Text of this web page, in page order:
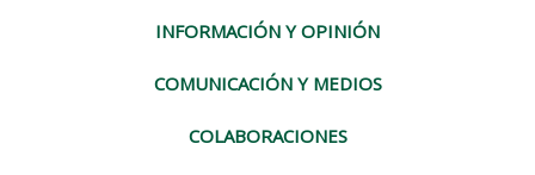
INFORMACIÓN Y OPINIÓN
COMUNICACIÓN Y MEDIOS
COLABORACIONES